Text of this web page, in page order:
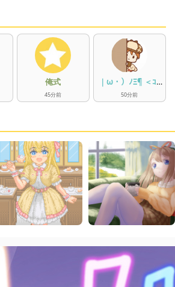
俺式
45分前
｜ω・）ﾉΞ¶ ＜ｺﾝ
ﾏｹﾞｰ♪
50分前